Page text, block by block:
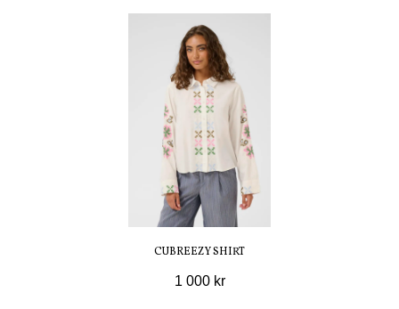
CUBREEZY SHIRT
1 000 kr